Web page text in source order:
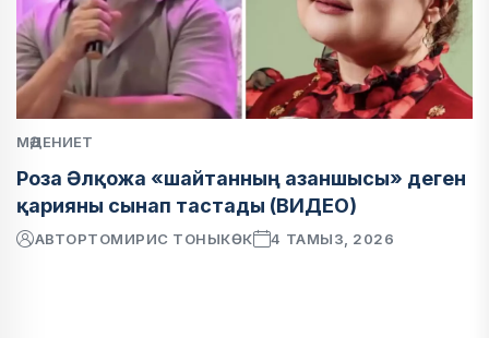
МӘДЕНИЕТ
Роза Әлқожа «шайтанның азаншысы» деген
қарияны сынап тастады (ВИДЕО)
АВТОРТОМИРИС ТОНЫКӨК 4 ТАМЫЗ, 2026